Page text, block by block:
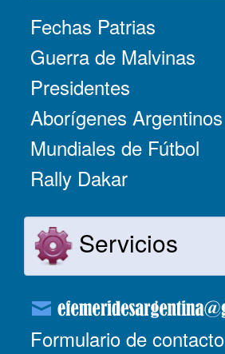
Fechas Patrias
Guerra de Malvinas
Presidentes
Aborígenes Argentinos
Mundiales de Fútbol
Rally Dakar
Servicios
Formulario de contacto